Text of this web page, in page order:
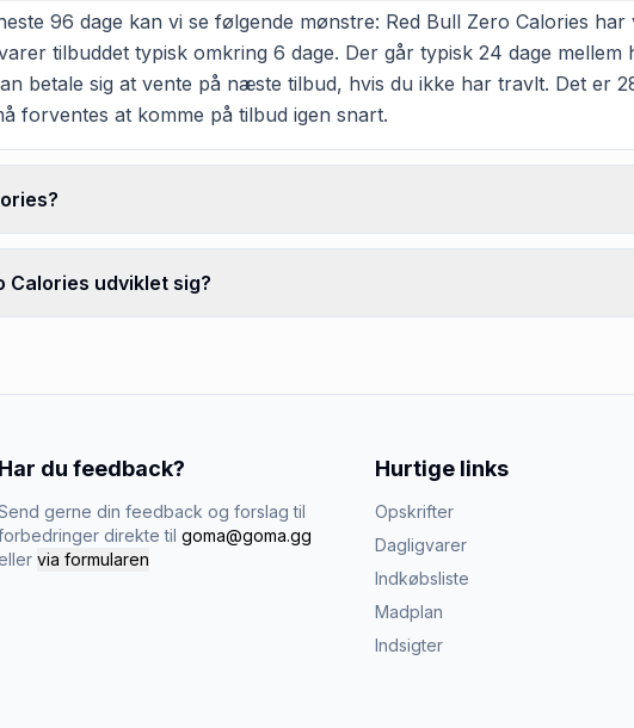
96 dage kan vi se følgende mønstre: Red Bull Zero Calories
tilbuddet typisk omkring 6 dage. Der går typisk 24 dage
betale sig at vente på næste tilbud, hvis du ikke har travlt. Det er
forventes at komme på tilbud igen snart.
Calories udviklet sig?
Har du feedback?
gerne din feedback og forslag til
direkte til goma@goma.gg
via formularen
Hurtige links
Opskrifter
Dagligvarer
Indkøbsliste
Madplan
Indsigter